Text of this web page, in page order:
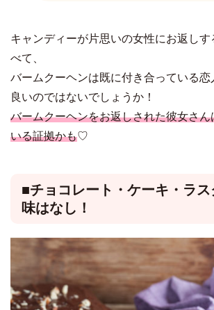
キャンディーが片思いの女性にお返し
べて、
バームクーヘンは既に付き合っている恋
良いのではないでしょうか！
バームクーヘンをお返しされた彼女さ
いる証拠かも♡
■チョコレート・ケーキ・ラ
味はなし！